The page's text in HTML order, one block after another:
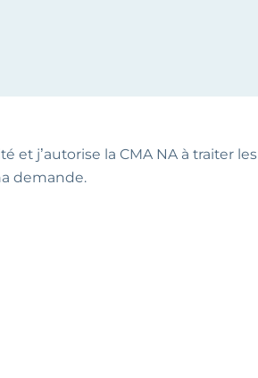
et j’autorise la CMA NA à traiter les
demande.